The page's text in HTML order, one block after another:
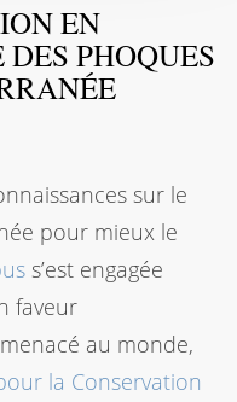
EN
PHOQUES
sur le
pour mieux le
s’est engagée
faveur
au monde,
la Conservation